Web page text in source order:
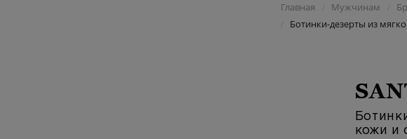
Главная / Мужчинам /
/ Ботинки-дезерты из
кожи и